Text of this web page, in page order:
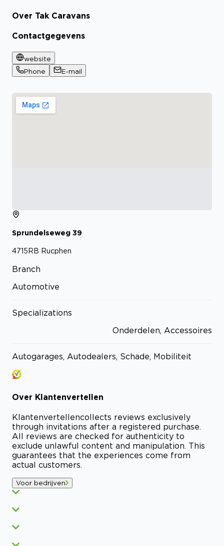
Over Tak Caravans
Contactgegevens
website
Phone
E-mail
Sprundelseweg 39
4715RB Rucphen
Branch
Automotive
Specializations
Onderdelen, Accessoires
Autogarages, Autodealers, Schade, Mobiliteit
Over Klantenvertellen
Klantenvertellencollects reviews exclusively
through invitations after a registered purchase.
All reviews are checked for authenticity to
exclude unlawful content and manipulation. This
guarantees that the experiences come from
actual customers.
Voor bedrijven